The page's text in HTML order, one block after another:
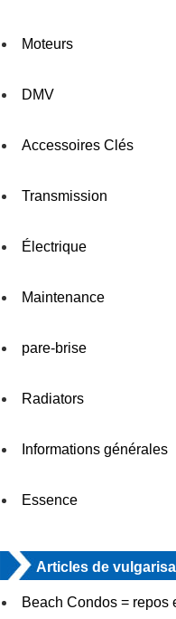
Moteurs
DMV
Accessoires Clés
Transmission
Électrique
Maintenance
pare-brise
Radiators
Informations générales
Essence
Articles de
Beach Condos = repos